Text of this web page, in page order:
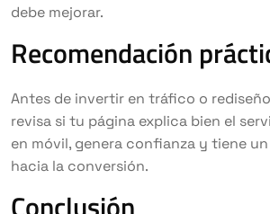
debe mejorar.
Recomendación
Antes de invertir en tráfico o
revisa si tu página explica bien el
en móvil, genera confianza y tiene
hacia la conversión.